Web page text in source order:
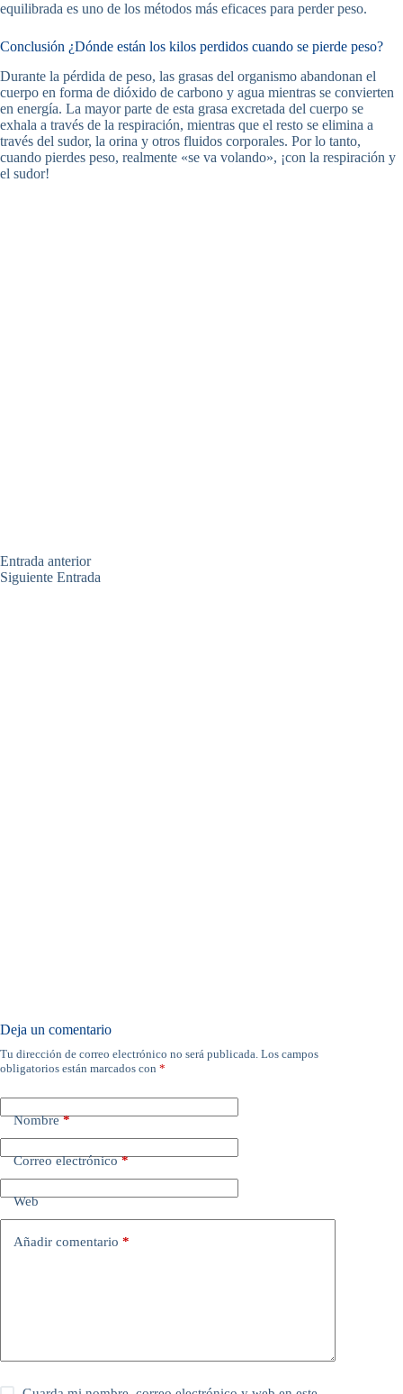
equilibrada es uno de los métodos más eficaces para perder peso.
Conclusión ¿Dónde están los kilos perdidos cuando se pierde peso?
Durante la pérdida de peso, las grasas del organismo abandonan el
cuerpo en forma de dióxido de carbono y agua mientras se convierten
en energía. La mayor parte de esta grasa excretada del cuerpo se
exhala a través de la respiración, mientras que el resto se elimina a
través del sudor, la orina y otros fluidos corporales. Por lo tanto,
cuando pierdes peso, realmente «se va volando», ¡con la respiración y
el sudor!
Entrada anterior
Siguiente Entrada
Deja un comentario
Tu dirección de correo electrónico no será publicada. Los campos
obligatorios están marcados con *
Nombre*
Correo electrónico*
Web
Añadir comentario *